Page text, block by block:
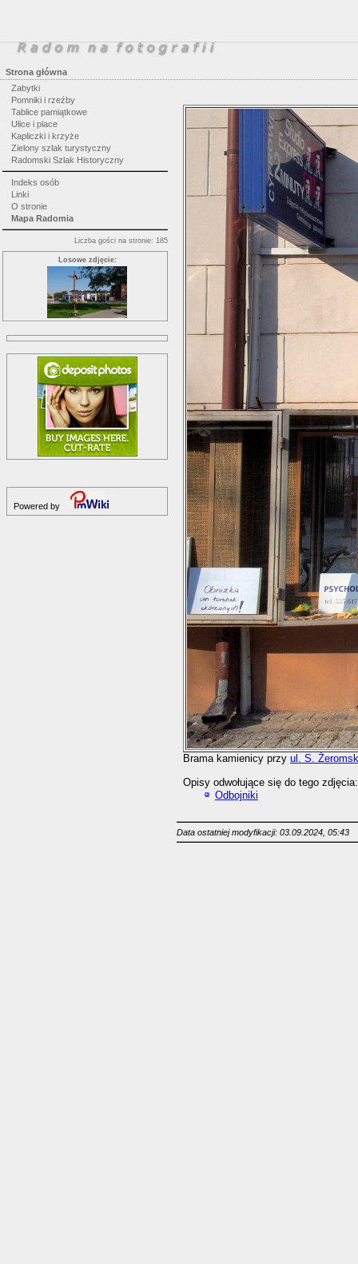
Strona główna
Zabytki
Pomniki i rzeźby
Tablice pamiątkowe
Ulice i place
Kapliczki i krzyże
Zielony szlak turystyczny
Radomski Szlak Historyczny
Indeks osób
Linki
O stronie
Mapa Radomia
Liczba gości na stronie: 185
Losowe zdjęcie:
Powered by
Brama kamienicy przy ul. S.
Opisy odwołujące się do tego zdjęcia:
Odbojniki
Data ostatniej modyfikacji: 03.09.2024, 05:43